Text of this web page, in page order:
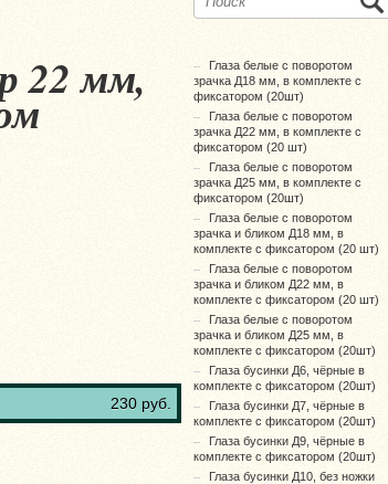
22 мм,
230 руб.
Глаза белые с поворотом
зрачка Д18 мм, в комплекте с
фиксатором (20шт)
Глаза белые с поворотом
зрачка Д22 мм, в комплекте с
фиксатором (20 шт)
Глаза белые с поворотом
зрачка Д25 мм, в комплекте с
фиксатором (20шт)
Глаза белые с поворотом
зрачка и бликом Д18 мм, в
комплекте с фиксатором (20 шт)
Глаза белые с поворотом
зрачка и бликом Д22 мм, в
комплекте с фиксатором (20 шт)
Глаза белые с поворотом
зрачка и бликом Д25 мм, в
комплекте с фиксатором (20шт)
Глаза бусинки Д6, чёрные в
комплекте с фиксатором (20шт)
Глаза бусинки Д7, чёрные в
комплекте с фиксатором (20шт)
Глаза бусинки Д9, чёрные в
комплекте с фиксатором (20шт)
Глаза бусинки Д10, без ножки